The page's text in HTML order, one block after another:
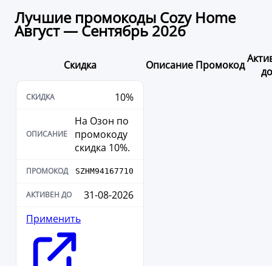
Лучшие промокоды Cozy Home
Август — Сентябрь 2026
Скидка Описание Промокод
до
10%
На Озон по
промокоду
скидка 10%.
SZHM94167710
31-08-2026
Применить